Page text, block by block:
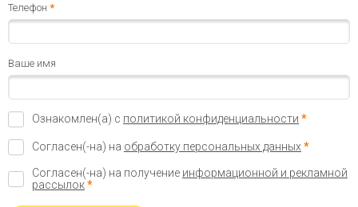
Телефон *
Ваше имя
Ознакомлен(а) с политикой конфиденциальности *
Согласен(-на) на обработку персональных данных*
Согласен(-на) на получение информационной и рекламной
рассылок*